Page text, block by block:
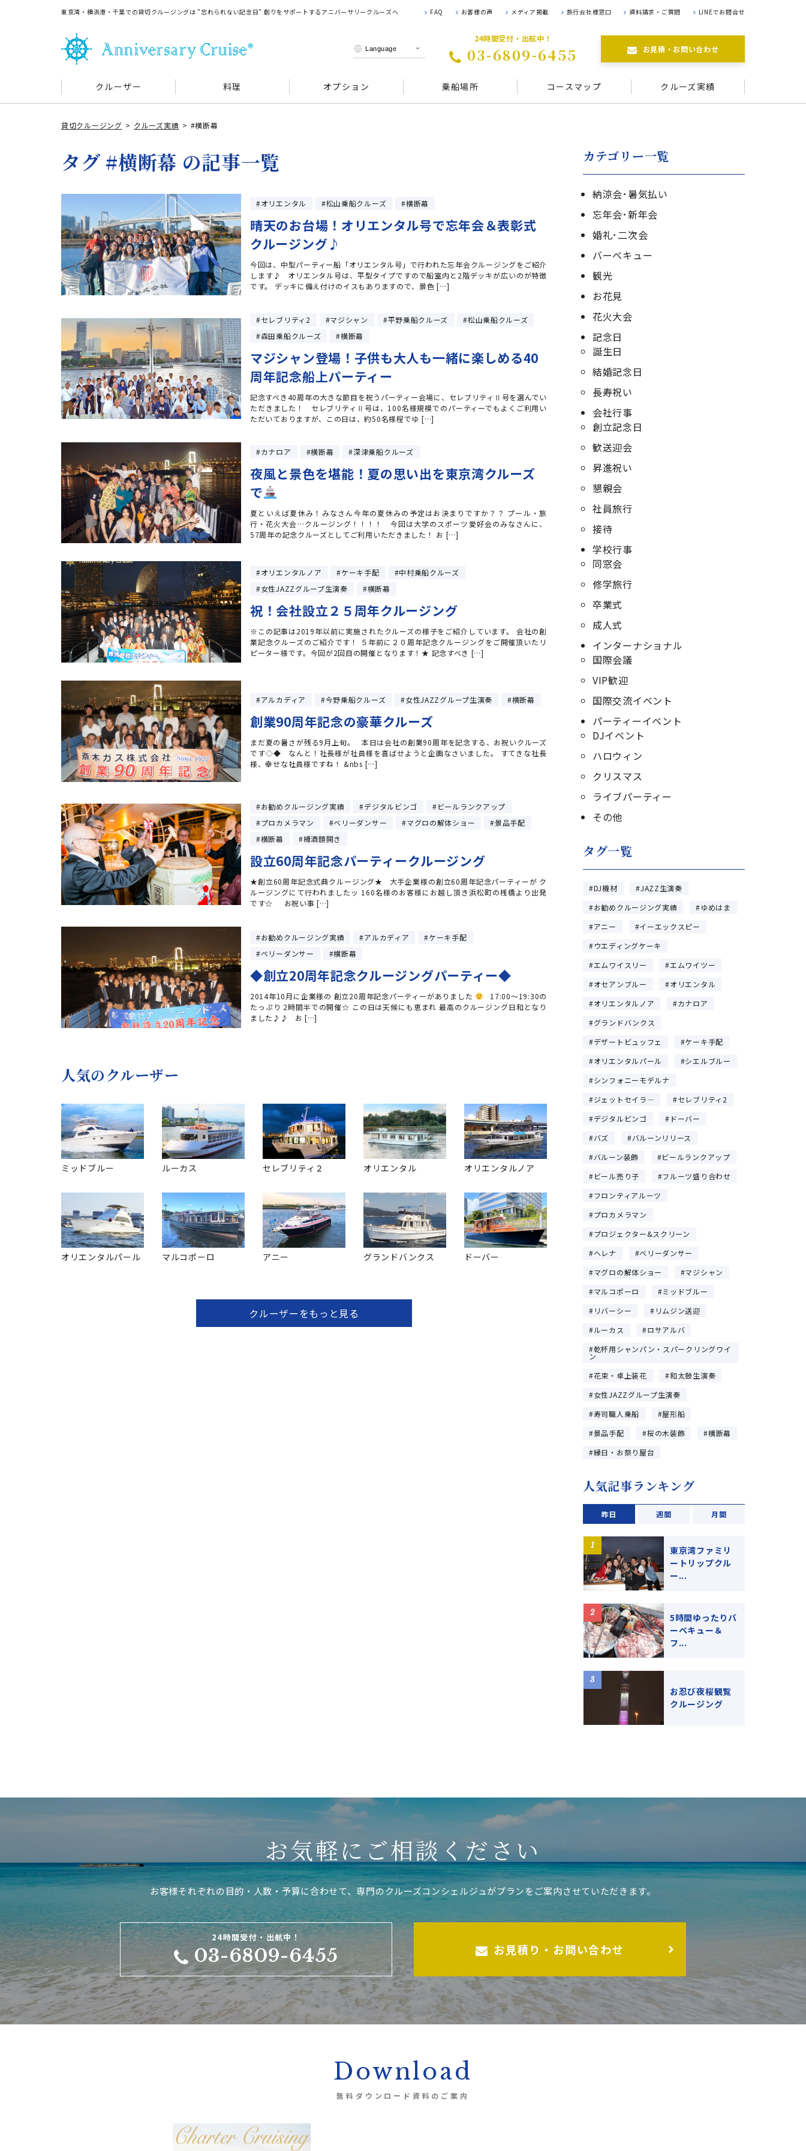
東京湾・横浜港・千葉での貸切クルージングは ”忘れられない記念日” 創りをサポートするアニバーサリークルーズへ FAQ お客様の声 メディア掲載 旅行会社様窓口 資料請求・ご質問 LINEでお問合せ
24時間受付・出航中！
03-6809-6455 お見積・お問い合わせ
クルーザー 料理 オプション 乗船場所 コースマップ クルーズ実績
貸切クルージング クルーズ実績 #横断幕
タグ #横断幕 の記事一覧
オリエンタル 松山乗船クルーズ 横断幕
晴天のお台場！オリエンタル号で忘年会＆表彰式
クルージング♪
今回は、中型パーティー船「オリエンタル号」で行われた忘年会クルージングをご紹介
します♪ オリエンタル号は、平型タイプですので船室内と2階デッキが広いのが特徴
です。 デッキに備え付けのイスもありますので、景色 […]
セレブリティ2 マジシャン 平野乗船クルーズ
松山乗船クルーズ
森田乗船クルーズ
横断幕
マジシャン登場！子供も大人も一緒に楽しめる40
周年記念船上パーティー
記念すべき40周年の大きな節目を祝うパーティー会場に、セレブリティⅡ号を選んでい
ただきました！ セレブリティⅡ号は、100名様規模でのパーティーでもよくご利用い
ただいておりますが、この日は、約50名様程でゆ […]
カナロア 横断幕 深津乗船クルーズ
夜風と景色を堪能！夏の思い出を東京湾クルーズ
で
夏といえば夏休み！みなさん今年の夏休みの予定はお決まりですか？？ プール・旅
行・花火大会…クルージング！！！！ 今回は大学のスポーツ愛好会のみなさんに、
57周年の記念クルーズとしてご利用いただきました！ お […]
オリエンタルノア ケーキ手配
中村乗船クルーズ
女性JAZZグループ生演奏
横断幕
祝！会社設立２５周年クルージング
※この記事は2019年以前に実施されたクルーズの様子をご紹介しています。 会社の創
業記念クルーズのご紹介です！ ５年前に２０周年記念クルージングをご開催頂いたリ
ピーター様です。今回が2回目の開催となります！★ 記念すべき […]
アルカディア 今野乗船クルーズ 女性JAZZグループ生演奏 横断幕
創業90周年記念の豪華クルーズ
まだ夏の暑さが残る9月上旬。 本日は会社の創業90周年を記念する、お祝いクルーズ
です◇◆ なんと！社長様が社員様を喜ばせようと企画なさいました。 すてきな社長
様、幸せな社員様ですね！ &nbs […]
お勧めクルージング実績 デジタルビンゴ
ビールランクアップ
プロカメラマン
ベリーダンサー マグロの解体ショー
景品手配
横断幕
樽酒鏡開き
設立60周年記念パーティークルージング
★創立60周年記念式典クルージング★ 大手企業様の創立60周年記念パーティーが ク
ルージングにて行われましたッ 160名様のお客様にお越し頂き浜松町の桟橋より出発
です☆ お祝い事 […]
お勧めクルージング実績 アルカディア
ケーキ手配
ベリーダンサー
横断幕
◆創立20周年記念クルージングパーティー◆
2014年10月に企業様の 創立20周年記念パーティーがありました
17:00～19:30の
たっぷり 2時間半での開催☆ この日は天候にも恵まれ 最高のクルージング日和となり
ました♪♪ お […]
人気のクルーザー
ミッドブルー ルーカス セレブリティ２ オリエンタル オリエンタルノア
オリエンタルパール マルコポーロ アニー グランドバンクス ドーバー
クルーザーをもっと見る
カテゴリー一覧
納涼会･暑気払い
忘年会･新年会
婚礼･二次会
バーベキュー
観光
お花見
花火大会
記念日
誕生日
結婚記念日
長寿祝い
会社行事
創立記念日
歓送迎会
昇進祝い
懇親会
社員旅行
接待
学校行事
同窓会
修学旅行
卒業式
成人式
インターナショナル
国際会議
VIP歓迎
国際交流イベント
パーティーイベント
DJイベント
ハロウィン
クリスマス
ライブパーティー
その他
タグ一覧
DJ機材
JAZZ生演奏
お勧めクルージング実績
ゆめはま
アニー
イーエックスピー
ウエディングケーキ
エムワイスリー
エムワイツー
オセアンブルー
オリエンタル
オリエンタルノア
カナロア
グランドバンクス
デザートビュッフェ
ケーキ手配
オリエンタルパール
シエルブルー
シンフォニーモデルナ
ジェットセイラ―
セレブリティ2
デジタルビンゴ
ドーバー
バズ
バルーンリリース
バルーン装飾
ビールランクアップ
ビール売り子
フルーツ盛り合わせ
フロンティアルーツ
プロカメラマン
プロジェクター&スクリーン
ヘレナ
ベリーダンサー
マグロの解体ショー
マジシャン
マルコポーロ
ミッドブルー
リバーシー
リムジン送迎
ルーカス
ロサアルバ
乾杯用シャンパン・スパークリングワイ
ン
花束・卓上装花
和太鼓生演奏
女性JAZZグループ生演奏
寿司職人乗船
屋形船
景品手配
桜の木装飾
横断幕
縁日・お祭り屋台
人気記事ランキング
昨日 週間 月間
東京湾ファミリ
ートリップクル
ー...
5時間ゆったりバ
ーベキュー＆
フ...
お忍び夜桜観覧
クルージング
お気軽に ご相談ください
お客様それぞれの目的・人数・予算に合わせて、専門のクルーズコンシェルジュがプランをご案内させていただきます。
03-6809-6455
24時間受付・出航中！
お見積り・お問い合わせ
Download
無料ダウンロード資料のご案内